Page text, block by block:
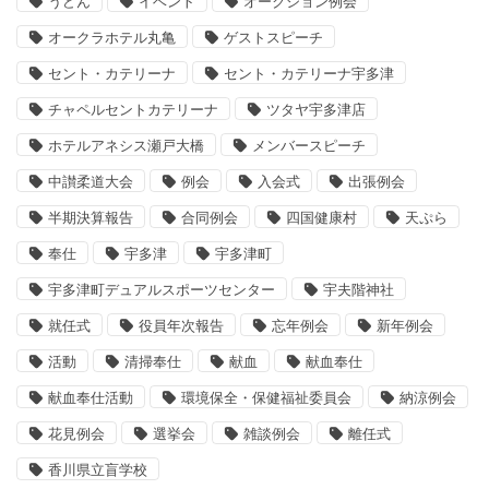
オークラホテル丸亀 ゲストスピーチ
セント・カテリーナ セント・カテリーナ宇多津
チャペルセントカテリーナ ツタヤ宇多津店
ホテルアネシス瀬戸大橋 メンバースピーチ
中讃柔道大会 例会 入会式 出張例会
半期決算報告 合同例会 四国健康村 天ぷら
奉仕 宇多津 宇多津町
宇多津町デュアルスポーツセンター 宇夫階神社
就任式 役員年次報告 忘年例会 新年例会
活動 清掃奉仕 献血 献血奉仕
献血奉仕活動 環境保全・保健福祉委員会 納涼例会
花見例会 選挙会 雑談例会 離任式
香川県立盲学校